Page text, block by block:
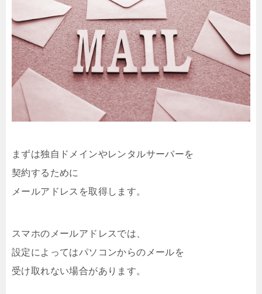
まずは独自ドメインやレンタルサーバーを
契約するために
メールアドレスを取得します。
スマホのメールアドレスでは、
設定によってはパソコンからのメールを
受け取れない場合があります。